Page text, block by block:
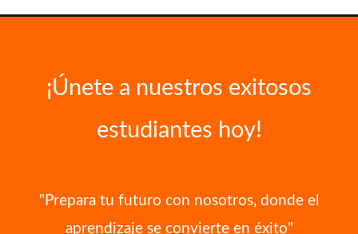
¡Únete a nuestros exitosos
estudiantes hoy!
"Prepara tu futuro con nosotros, donde el
aprendizaje se convierte en éxito"